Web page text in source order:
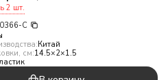
2 шт.
C
Китай
см:14.5×2×1.5